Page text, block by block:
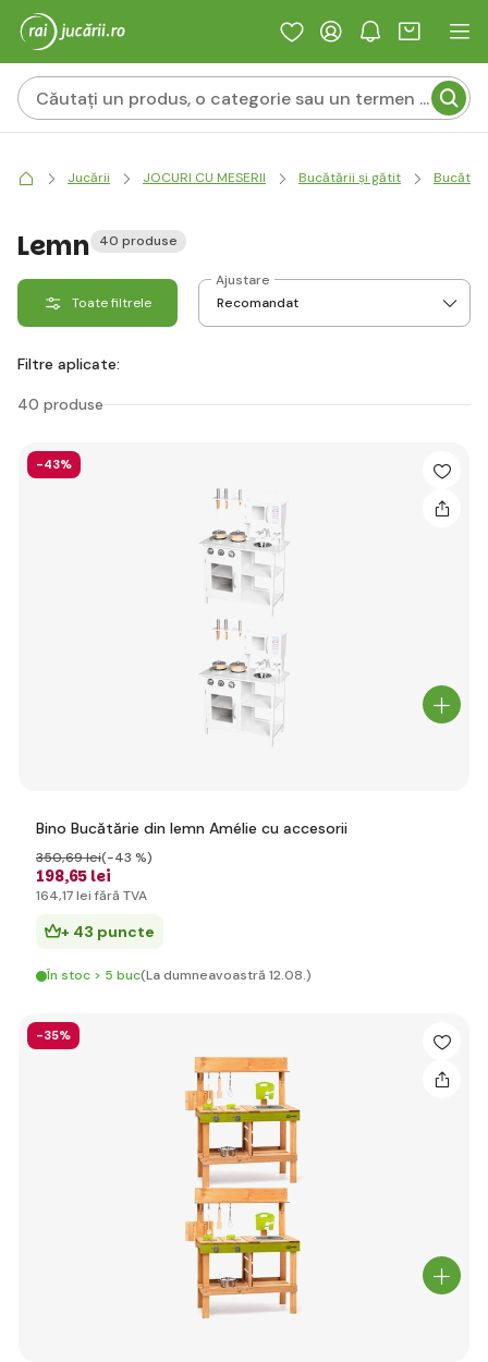
Jucării JOCURI CU MESERII Bucătării și gătit
Lemn 40 produse
Toate filtrele
Ajustare
Filtre aplicate:
40 produse
-43%
Bino Bucătărie din lemn Amélie cu accesorii
198,65 lei
350,69 lei(-43 %)
164,17 lei fără TVA
+ 43 puncte
În stoc > 5 buc(La dumneavoastră 12.08.)
-35%